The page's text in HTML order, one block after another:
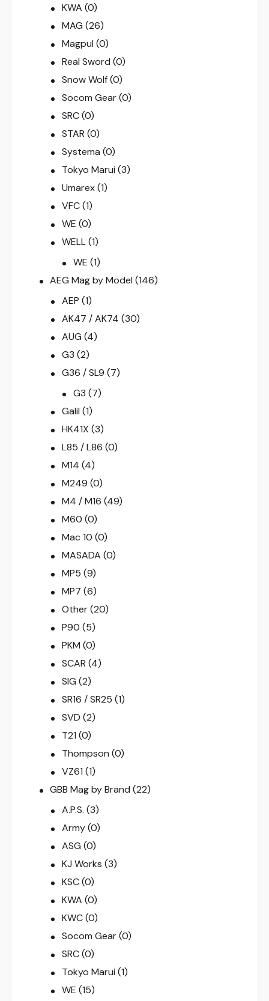
KWA (0)
MAG (26)
Magpul (0)
Real Sword (0)
Snow Wolf (0)
Socom Gear (0)
SRC (0)
STAR (0)
Systema (0)
Tokyo Marui (3)
Umarex (1)
VFC (1)
WE (0)
WELL (1)
WE (1)
AEG Mag by Model (146)
AEP (1)
AK47 / AK74 (30)
AUG (4)
G3 (2)
G36 / SL9 (7)
G3 (7)
Galil (1)
HK41X (3)
L85 / L86 (0)
M14 (4)
M249 (0)
M4 / M16 (49)
M60 (0)
Mac 10 (0)
MASADA (0)
MP5 (9)
MP7 (6)
Other (20)
P90 (5)
PKM (0)
SCAR (4)
SIG (2)
SR16 / SR25 (1)
SVD (2)
T21 (0)
Thompson (0)
VZ61 (1)
GBB Mag by Brand (22)
A.P.S. (3)
Army (0)
ASG (0)
KJ Works (3)
KSC (0)
KWA (0)
KWC (0)
Socom Gear (0)
SRC (0)
Tokyo Marui (1)
WE (15)